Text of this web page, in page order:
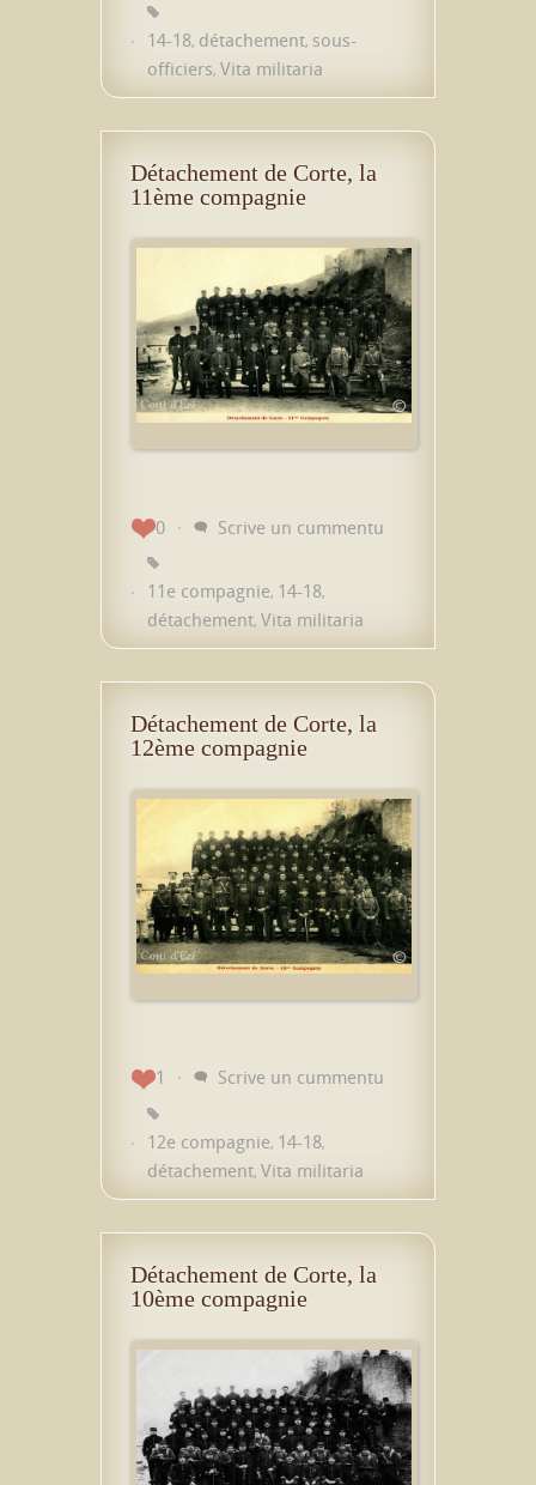
14-18, détachement, sous-
officiers, Vita militaria
Détachement de Corte, la
11ème compagnie
0 Scrive un cummentu
11e compagnie, 14-18,
détachement, Vita militaria
Détachement de Corte, la
12ème compagnie
1 Scrive un cummentu
12e compagnie, 14-18,
détachement, Vita militaria
Détachement de Corte, la
10ème compagnie